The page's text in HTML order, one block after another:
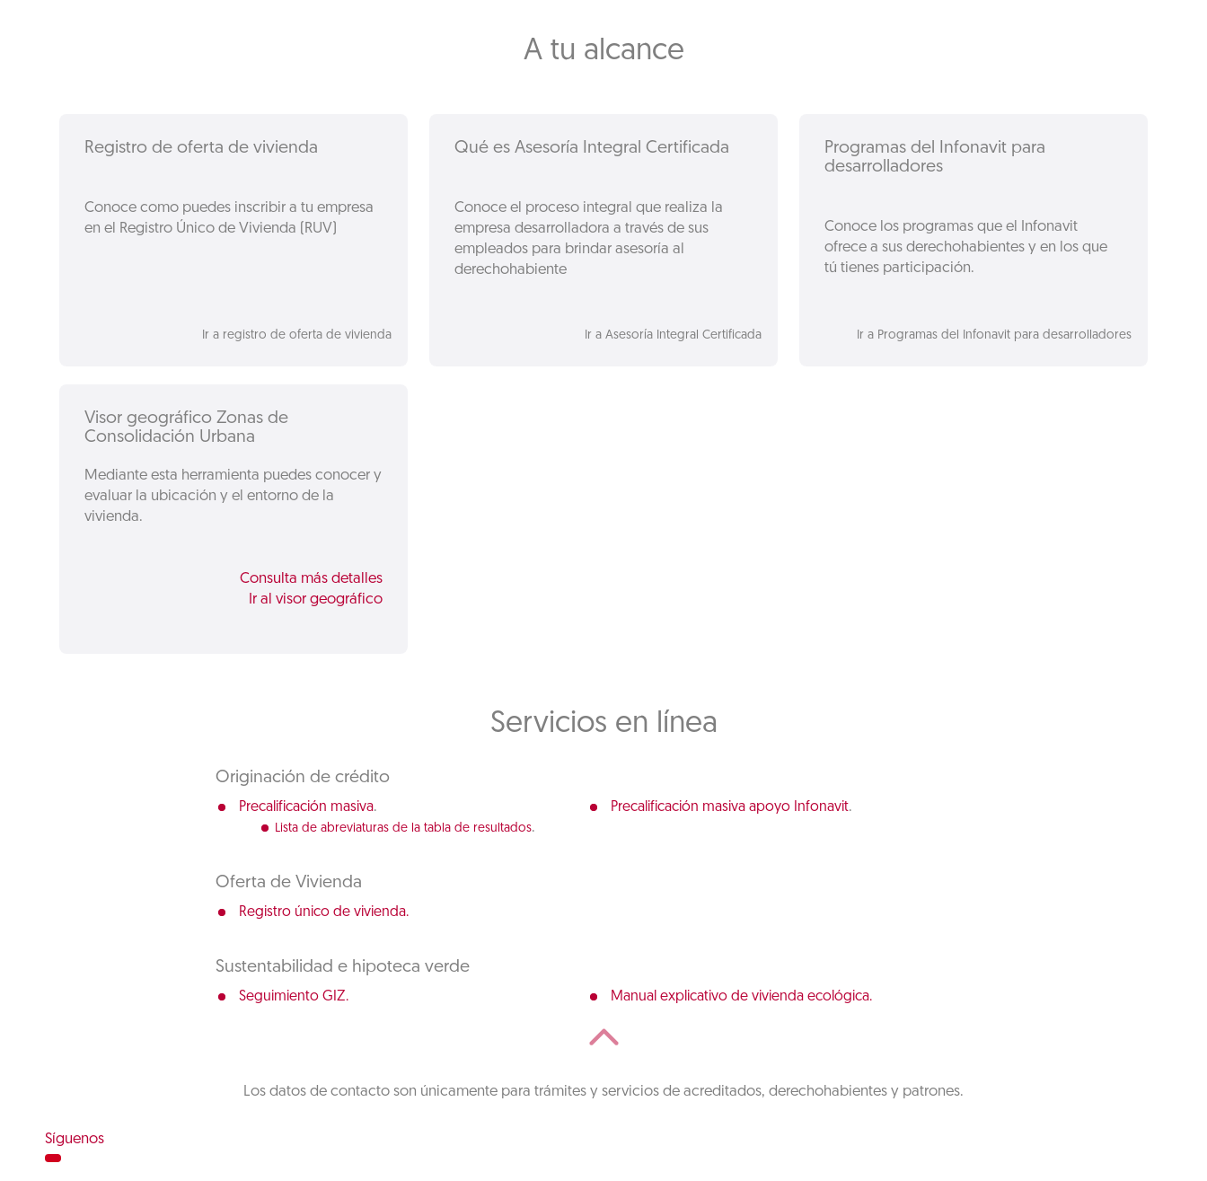
A tu alcance
Registro de oferta de vivienda
Conoce como puedes inscribir a tu empresa
en el Registro Único de Vivienda (RUV)
Ir a registro de oferta de vivienda
Qué es Asesoría Integral Certificada
Conoce el proceso integral que realiza la
empresa desarrolladora a través de sus
empleados para brindar asesoría al
derechohabiente
Ir a Asesoría Integral Certificada
Programas del Infonavit para
desarrolladores
Conoce los programas que el Infonavit
ofrece a sus derechohabientes y en los que
tú tienes participación.
Ir a Programas del Infonavit para desarrolladores
Visor geográfico Zonas de
Consolidación Urbana
Mediante esta herramienta puedes conocer y
evaluar la ubicación y el entorno de la
vivienda.
Consulta más detalles
Ir al visor geográfico
Servicios en línea
Originación de crédito
Precalificación masiva.
Lista de abreviaturas de la tabla de resultados.
Precalificación masiva apoyo Infonavit.
Oferta de Vivienda
Registro único de vivienda.
Sustentabilidad e hipoteca verde
Seguimiento GIZ. Manual explicativo de vivienda ecológica.
Los datos de contacto son únicamente para trámites y servicios de acreditados, derechohabientes y patrones.
Síguenos